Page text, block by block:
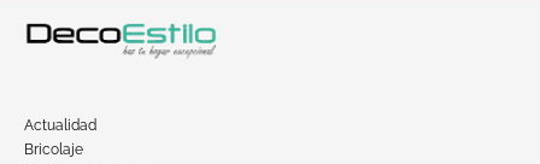
Actualidad
Bricolaje